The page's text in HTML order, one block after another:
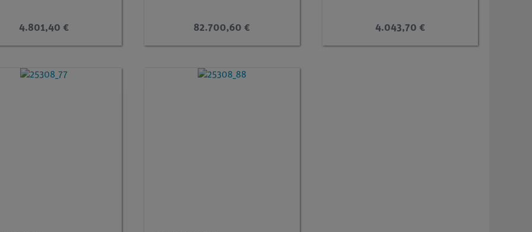
4.801,40 € 82.700,60 € 4.043,70 €